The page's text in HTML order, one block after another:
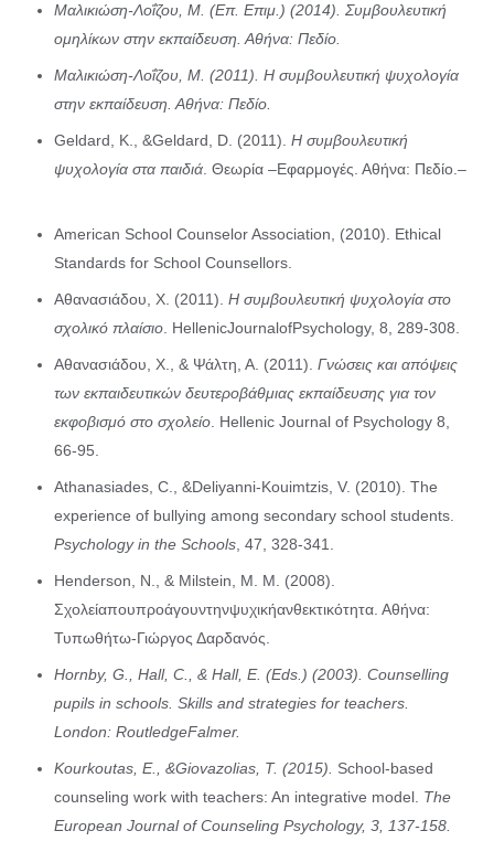
Μαλικιώση-Λοΐζου, Μ. (Επ. Επιμ.) (2014). Συμβουλευτική
ομηλίκων στην εκπαίδευση. Αθήνα: Πεδίο.
Μαλικιώση-Λοΐζου, Μ. (2011). Η συμβουλευτική ψυχολογία
στην εκπαίδευση. Αθήνα: Πεδίο.
Geldard, K., &Geldard, D. (2011). Η συμβουλευτική
ψυχολογία στα παιδιά. Θεωρία –Εφαρμογές. Αθήνα: Πεδίο.–
American School Counselor Association, (2010). Ethical
Standards for School Counsellors.
Αθανασιάδου, Χ. (2011). Η συμβουλευτική ψυχολογία στο
σχολικό πλαίσιο. HellenicJournalofPsychology, 8, 289-308.
Αθανασιάδου, Χ., & Ψάλτη, Α. (2011). Γνώσεις και απόψεις
των εκπαιδευτικών δευτεροβάθμιας εκπαίδευσης για τον
εκφοβισμό στο σχολείο. Hellenic Journal of Psychology 8,
66-95.
Athanasiades, C., &Deliyanni-Kouimtzis, V. (2010). The
experience of bullying among secondary school students.
Psychology in the Schools, 47, 328-341.
Henderson, N., & Milstein, M. M. (2008).
Σχολείαπουπροάγουντηνψυχικήανθεκτικότητα. Αθήνα:
Τυπωθήτω-Γιώργος Δαρδανός.
Hornby, G., Hall, C., & Hall, E. (Eds.) (2003). Counselling
pupils in schools. Skills and strategies for teachers.
London: RoutledgeFalmer.
Kourkoutas, E., &Giovazolias, T. (2015). School-based
counseling work with teachers: An integrative model. The
European Journal of Counseling Psychology, 3, 137-158.